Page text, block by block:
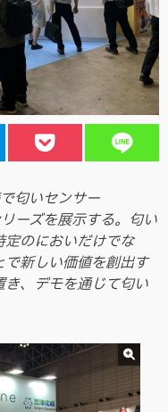
匂いセンサー
ーズを展示する。匂い
のにおいだけでな
で新しい価値を創出す
、デモを通じて匂い